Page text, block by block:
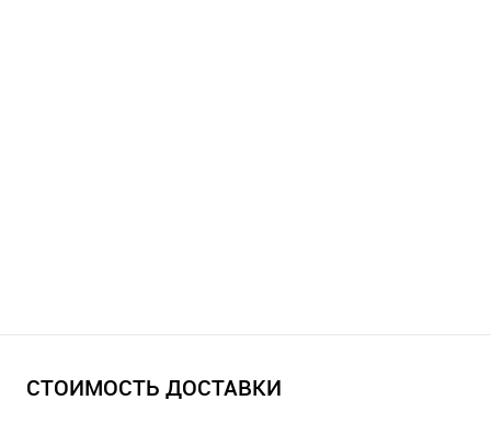
СТОИМОСТЬ ДОСТАВКИ